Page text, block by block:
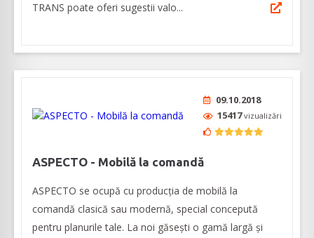
TRANS poate oferi sugestii valo...
09.10.2018
15417vizualizări
ASPECTO - Mobilă la comandă
ASPECTO se ocupă cu producția de mobilă la
comandă clasică sau modernă, special concepută
pentru planurile tale. La noi găsești o gamă largă și